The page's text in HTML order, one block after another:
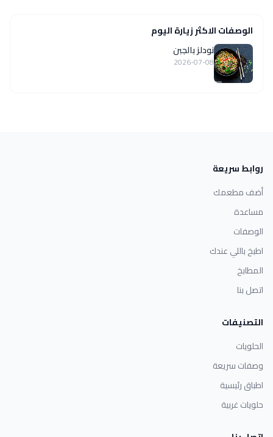
الوصفات الاكثر زيارة اليوم
نودلز بالجبن
2026-07-08
روابط سريعة
أضف مطعمك
مساعدة
الوصفات
اطبخ باللي عندك
المطابخ
اتصل بنا
التصنيفات
الحلويات
وصفات سريعة
اطباق رئيسية
حلويات غربية